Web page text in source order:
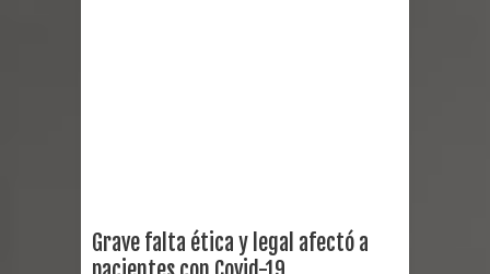
equipos en la Fiesta del Chancho
Grave falta ética y legal afectó a